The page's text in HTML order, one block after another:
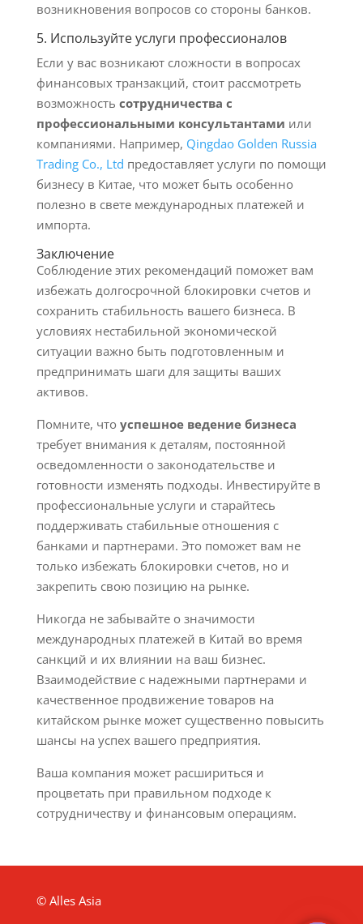
возникновения вопросов со стороны банков.
5. Используйте услуги профессионалов
Если у вас возникают сложности в вопросах
финансовых транзакций, стоит рассмотреть
возможность сотрудничества с
профессиональными консультантами или
компаниями. Например, Qingdao Golden Russia
Trading Co., Ltd предоставляет услуги по помощи
бизнесу в Китае, что может быть особенно
полезно в свете международных платежей и
импорта.
Заключение
Соблюдение этих рекомендаций поможет вам
избежать долгосрочной блокировки счетов и
сохранить стабильность вашего бизнеса. В
условиях нестабильной экономической
ситуации важно быть подготовленным и
предпринимать шаги для защиты ваших
активов.
Помните, что успешное ведение бизнеса
требует внимания к деталям, постоянной
осведомленности о законодательстве и
готовности изменять подходы. Инвестируйте в
профессиональные услуги и старайтесь
поддерживать стабильные отношения с
банками и партнерами. Это поможет вам не
только избежать блокировки счетов, но и
закрепить свою позицию на рынке.
Никогда не забывайте о значимости
международных платежей в Китай во время
санкций и их влиянии на ваш бизнес.
Взаимодействие с надежными партнерами и
качественное продвижение товаров на
китайском рынке может существенно повысить
шансы на успех вашего предприятия.
Ваша компания может расшириться и
процветать при правильном подходе к
сотрудничеству и финансовым операциям.
© Alles Asia